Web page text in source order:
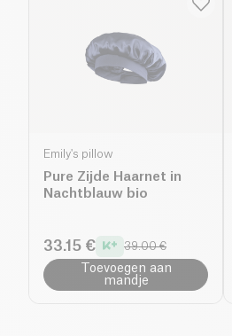
Emily's pillow
Pure Zijde Haarnet in
Nachtblauw bio
33.15 € 39.00 €
Toevoegen aan
mandje